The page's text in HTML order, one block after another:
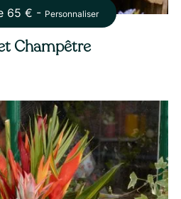
65 € - Personnaliser
Champêtre